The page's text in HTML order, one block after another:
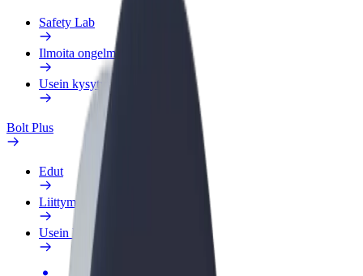
Safety Lab
Ilmoita ongelmasta
Usein kysytyt kysymykset
Bolt Plus
Edut
Liittymisohjeet
Usein kysytyt kysymykset